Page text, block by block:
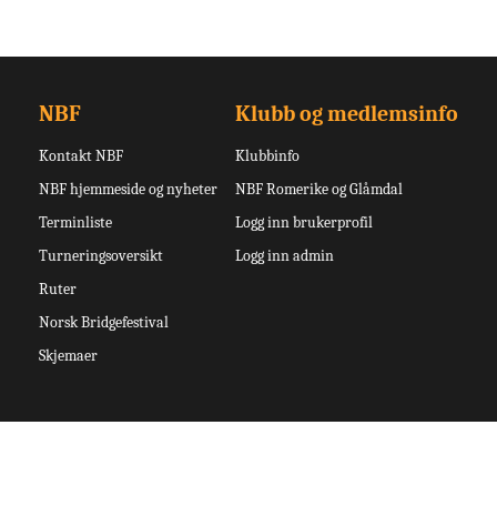
NBF
Kontakt NBF
NBF hjemmeside og nyheter
Terminliste
Turneringsoversikt
Ruter
Norsk Bridgefestival
Skjemaer
Klubb og medlemsinfo
Klubbinfo
NBF Romerike og Glåmdal
Logg inn brukerprofil
Logg inn admin